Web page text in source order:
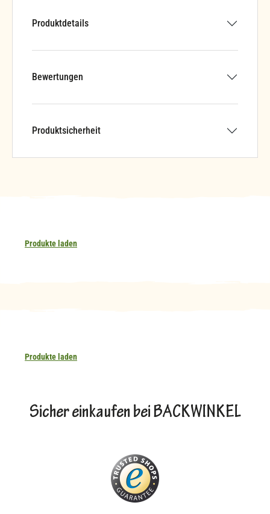
Produktdetails
Bewertungen
Produktsicherheit
Produkte laden
Produkte laden
Sicher einkaufen bei BACKWINKEL